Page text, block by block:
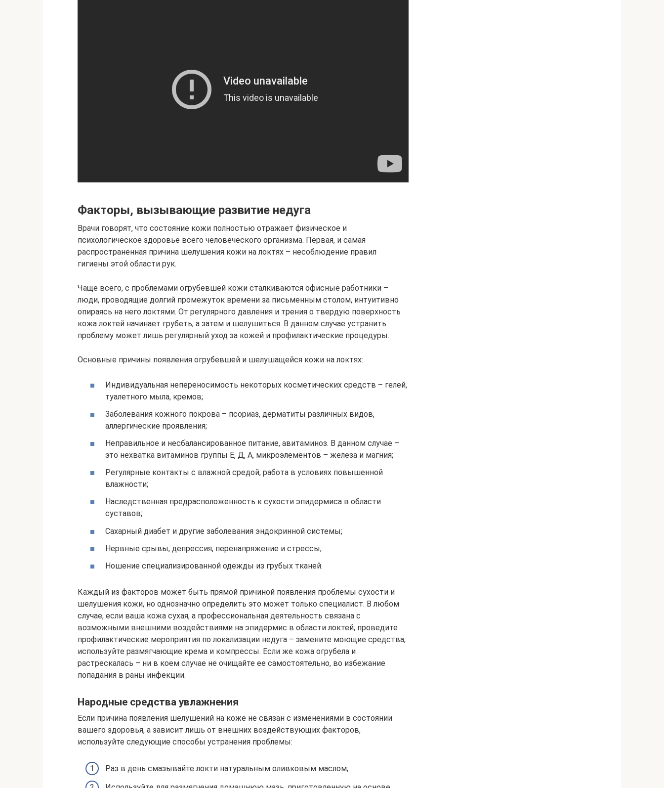
Факторы, вызывающие развитие недуга
Врачи говорят, что состояние кожи полностью отражает физическое и
психологическое здоровье всего человеческого организма. Первая, и самая
распространенная причина шелушения кожи на локтях – несоблюдение правил
гигиены этой области рук.
Чаще всего, с проблемами огрубевшей кожи сталкиваются офисные работники –
люди, проводящие долгий промежуток времени за письменным столом, интуитивно
опираясь на него локтями. От регулярного давления и трения о твердую поверхность
кожа локтей начинает грубеть, а затем и шелушиться. В данном случае устранить
проблему может лишь регулярный уход за кожей и профилактические процедуры.
Основные причины появления огрубевшей и шелушащейся кожи на локтях:
Индивидуальная непереносимость некоторых косметических средств – гелей,
туалетного мыла, кремов;
Заболевания кожного покрова – псориаз, дерматиты различных видов,
аллергические проявления;
Неправильное и несбалансированное питание, авитаминоз. В данном случае –
это нехватка витаминов группы Е, Д, А, микроэлементов – железа и магния;
Регулярные контакты с влажной средой, работа в условиях повышенной
влажности;
Наследственная предрасположенность к сухости эпидермиса в области
суставов;
Сахарный диабет и другие заболевания эндокринной системы;
Нервные срывы, депрессия, перенапряжение и стрессы;
Ношение специализированной одежды из грубых тканей.
Каждый из факторов может быть прямой причиной появления проблемы сухости и
шелушения кожи, но однозначно определить это может только специалист. В любом
случае, если ваша кожа сухая, а профессиональная деятельность связана с
возможными внешними воздействиями на эпидермис в области локтей, проведите
профилактические мероприятия по локализации недуга – замените моющие средства,
используйте размягчающие крема и компрессы. Если же кожа огрубела и
растрескалась – ни в коем случае не очищайте ее самостоятельно, во избежание
попадания в раны инфекции.
Народные средства увлажнения
Если причина появления шелушений на коже не связан с изменениями в состоянии
вашего здоровья, а зависит лишь от внешних воздействующих факторов,
используйте следующие способы устранения проблемы:
Раз в день смазывайте локти натуральным оливковым маслом;